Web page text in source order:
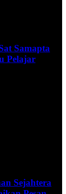
Samapta
Pelajar
Sejahtera